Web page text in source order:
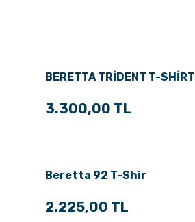
BERETTA TRİDENT T-SHİRT
3.300,00 TL
Beretta 92 T-Shir
2.225,00 TL